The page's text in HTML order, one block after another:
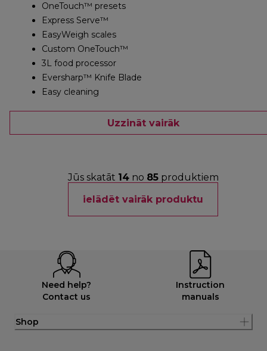
OneTouch™ presets
Express Serve™
EasyWeigh scales
Custom OneTouch™
3L food processor
Eversharp™ Knife Blade
Easy cleaning
Uzzināt vairāk
Jūs skatāt 14no 85produktiem
ielādēt vairāk produktu
Need help?
Contact us
Instruction
manuals
Shop